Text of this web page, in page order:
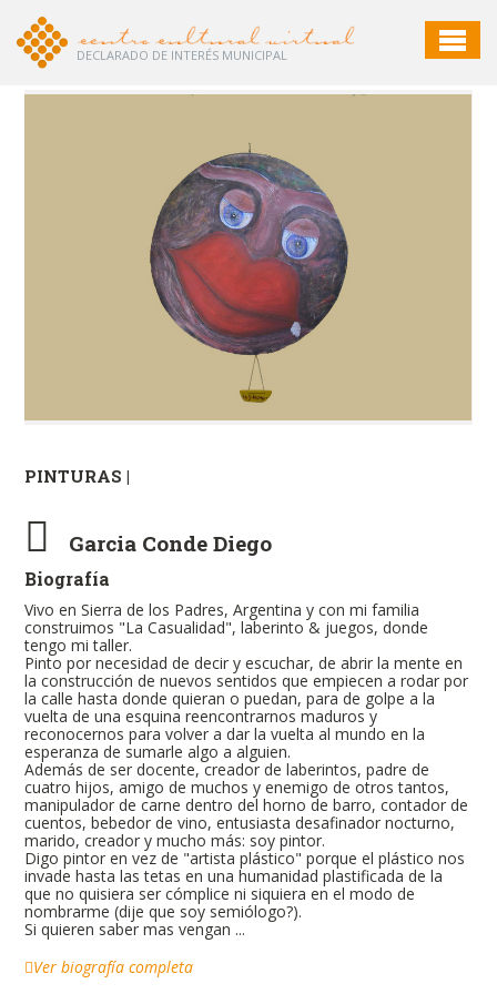
DECLARADO DE INTERÉS MUNICIPAL
PINTURAS |
Garcia Conde Diego
Biografía
Vivo en Sierra de los Padres, Argentina y con mi familia
construimos "La Casualidad", laberinto & juegos, donde
tengo mi taller.
Pinto por necesidad de decir y escuchar, de abrir la mente en
la construcción de nuevos sentidos que empiecen a rodar por
la calle hasta donde quieran o puedan, para de golpe a la
vuelta de una esquina reencontrarnos maduros y
reconocernos para volver a dar la vuelta al mundo en la
esperanza de sumarle algo a alguien.
Además de ser docente, creador de laberintos, padre de
cuatro hijos, amigo de muchos y enemigo de otros tantos,
manipulador de carne dentro del horno de barro, contador de
cuentos, bebedor de vino, entusiasta desafinador nocturno,
marido, creador y mucho más: soy pintor.
Digo pintor en vez de "artista plástico" porque el plástico nos
invade hasta las tetas en una humanidad plastificada de la
que no quisiera ser cómplice ni siquiera en el modo de
nombrarme (dije que soy semiólogo?).
Si quieren saber mas vengan ...
Ver biografía completa